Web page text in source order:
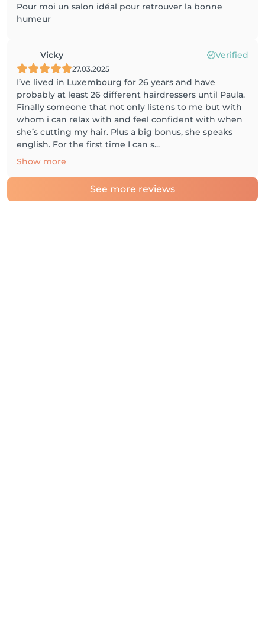
Pour moi un salon idéal pour retrouver la bonne
humeur
Vicky Verified
27.03.2025
I’ve lived in Luxembourg for 26 years and have
probably at least 26 different hairdressers until Paula.
Finally someone that not only listens to me but with
whom i can relax with and feel confident with when
she’s cutting my hair. Plus a big bonus, she speaks
english. For the first time I can s...
Show more
See more reviews